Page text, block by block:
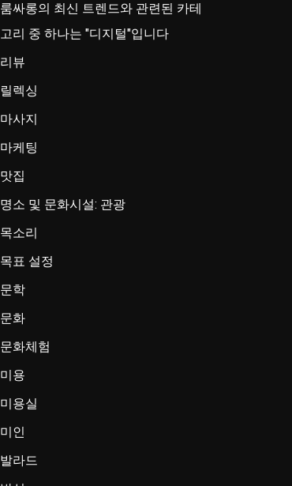
룸싸롱의 최신 트렌드와 관련된 카테
고리 중 하나는 "디지털"입니다
리뷰
릴렉싱
마사지
마케팅
맛집
명소 및 문화시설: 관광
목소리
목표 설정
문학
문화
문화체험
미용
미용실
미인
발라드